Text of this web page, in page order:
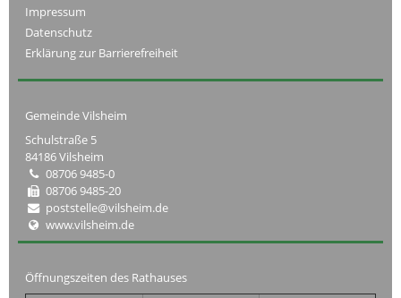
Impressum
Datenschutz
Erklärung zur Barrierefreiheit
Gemeinde Vilsheim
Schulstraße 5
84186 Vilsheim
08706 9485-0
08706 9485-20
poststelle@vilsheim.de
www.vilsheim.de
Öffnungszeiten des Rathauses